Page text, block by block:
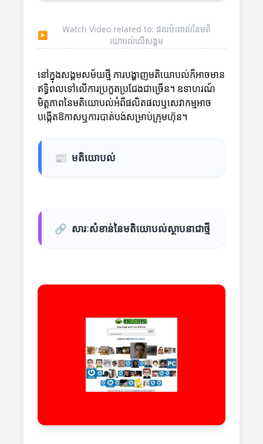
▶
Watch Video related to: ផលប៉ះពាល់នៃមតិ
យោបល់លើសង្គម
នៅក្នុងសង្គមសម័យថ្មី ការបង្ហាញមតិយោបល់ក៏អាចមាន
ឥទ្ធិពលទៅលើការប្រកួតប្រជែងជាច្រើន។ ឧទាហរណ៍
មិត្ដភាពនៃមតិយោបល់អំពីផលិតផលឬសេវាកម្មអាច
បង្កើតឱកាសឬការបាត់បង់សម្រាប់ក្រុមហ៊ុន។
📰 មតិយោបល់
🔗 សារៈសំខាន់នៃមតិយោបល់ស្ថាបនាជាថ្មី